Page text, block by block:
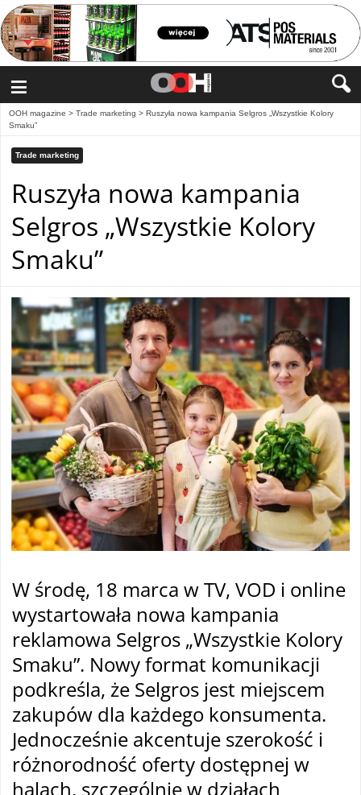
≡
OOH magazine > Trade marketing > Ruszyła nowa kampania Selgros „Wszystkie Kolory
Smaku”
Trade marketing
Ruszyła nowa kampania
Selgros „Wszystkie Kolory
Smaku”
W środę, 18 marca w TV, VOD i online
wystartowała nowa kampania
reklamowa Selgros „Wszystkie Kolory
Smaku”. Nowy format komunikacji
podkreśla, że Selgros jest miejscem
zakupów dla każdego konsumenta.
Jednocześnie akcentuje szerokość i
różnorodność oferty dostępnej w
halach, szczególnie w działach